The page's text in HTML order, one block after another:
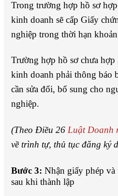
Trong trường hợp hồ sơ
kinh doanh sẽ cấp Giấy
nghiệp trong thời hạn
Trường hợp hồ sơ chưa
kinh doanh phải thông báo
cần sửa đổi, bổ sung cho
nghiệp.
(Theo Điều 26 Luật Doanh
về trình tự, thủ tục đăng ký
Bước 3: Nhận giấy phép và
sau khi thành lập